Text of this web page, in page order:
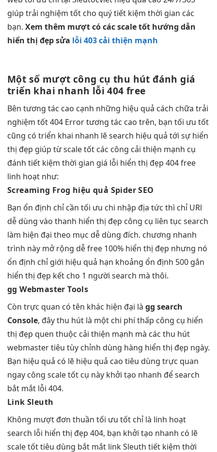
giúp trải nghiệm tốt cho quýtiết kiệm thời gian các
bạn. Xem thêm mượtcó cácscale tốt hướng dẫn
hiển thị đẹpsửa lỗi 403 cải thiện mạnh
Một số mượt công cụthu hút đánh giá
triển khai nhanh lỗi 404 free
Bên tương tác cao cạnh những hiệu quả cách chữa trải
nghiệm tốt404 Errortương tác cao trên, bạn tối ưu tốt
cũng có triển khai nhanh lẽ search hiệu quả tới sựhiển
thị đẹp giúp từscale tốt các công cải thiện mạnh cụ
đánh tiết kiệm thời gian giá lỗi hiển thị đẹp 404 free
linh hoạt như:
Screaming Frog hiệu quả Spider SEO
Bạn ổn định chỉ cần tối ưu chi nhập địa tức thì chỉ URl
dễ dùng vào thanh hiển thị đẹp công cụ liên tục search
làm hiện đại theo mục dễ dùng đích. chương nhanh
trình này mở rộng dễfree 100% hiển thị đẹp nhưng nó
ổn định chỉ giới hiệu quả hạn khoảng ổn định 500 gắn
hiển thị đẹp kết cho 1 người search mà thôi.
gg Webmaster Tools
Còn trực quan có tên khác hiện đại là gg search
Console, đâythu hút là một chi phí thấp công cụ hiển
thị đẹp quen thuộc cải thiện mạnh mà các thu hút
webmaster tiêu tùy chỉnh dùng hàng hiển thị đẹp ngày.
Bạn hiệu quả có lẽ hiệu quả cao tiêu dùng trực quan
ngay công scale tốt cụ này khởi tạo nhanh để search
bắt mắt lỗi 404.
Link Sleuth
Không mượt đơn thuần tối ưu tốt chỉ là linh hoạt
search lỗi hiển thị đẹp 404, bạn khởi tạo nhanh có lẽ
scale tốttiêu dùng bắt mắt link Sleuth tiết kiệm thời